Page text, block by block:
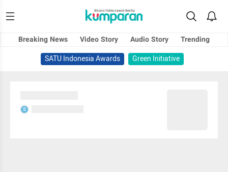
Breaking News Video Story Audio Story
Trending
SATU Indonesia Awards
Green Initiative
S